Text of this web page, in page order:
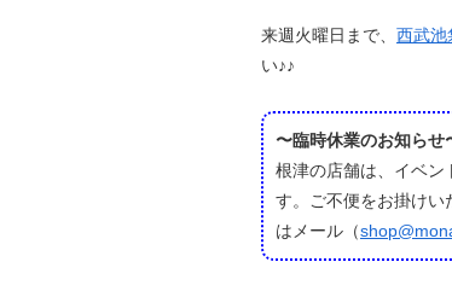
来週火曜日まで、 西武池
い♪♪
〜臨時休業のお知らせ
根津の店舗は、イベン
す。ご不便をお掛けい
はメール（